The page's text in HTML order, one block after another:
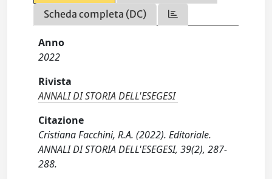
Scheda completa (DC)
Anno
2022
Rivista
ANNALI DI STORIA DELL'ESEGESI
Citazione
Cristiana Facchini, R.A. (2022). Editoriale.
ANNALI DI STORIA DELL'ESEGESI, 39(2), 287-
288.